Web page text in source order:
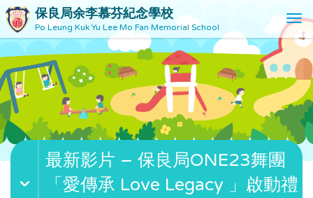
保良局余李慕芬紀念學校
Po Leung Kuk Yu Lee Mo Fan Memorial School
T
o
g
l
e
v
g
a
最新影片 – 保良局ONE23舞團
「愛傳承 Love Legacy 」啟動禮